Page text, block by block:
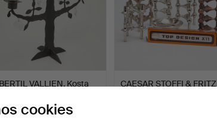
BERTIL VALLIEN. Kosta
22 may 2025
CAESAR STOFFI & FRITZ
cookies